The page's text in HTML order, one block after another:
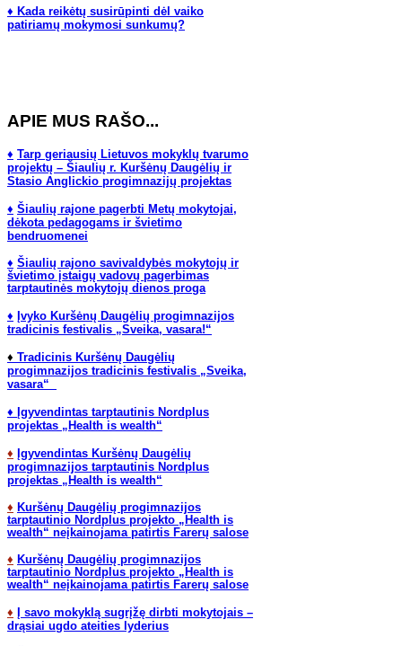
♦ Kada reikėtų susirūpinti dėl vaiko
patiriamų mokymosi sunkumų?
APIE MUS RAŠO...
♦ Tarp geriausių Lietuvos mokyklų tvarumo
projektų – Šiaulių r. Kuršėnų Daugėlių ir
Stasio Anglickio progimnazijų projektas
♦ Šiaulių rajone pagerbti Metų mokytojai,
dėkota pedagogams ir švietimo
bendruomenei
♦ Šiaulių rajono savivaldybės mokytojų ir
švietimo įstaigų vadovų pagerbimas
tarptautinės mokytojų dienos proga
♦ Įvyko Kuršėnų Daugėlių progimnazijos
tradicinis festivalis „Sveika, vasara!“
♦ Tradicinis Kuršėnų Daugėlių
progimnazijos tradicinis festivalis „Sveika,
vasara“
♦ Įgyvendintas tarptautinis Nordplus
projektas „Health is wealth“
♦ Įgyvendintas Kuršėnų Daugėlių
progimnazijos tarptautinis Nordplus
projektas „Health is wealth“
♦ Kuršėnų Daugėlių progimnazijos
tarptautinio Nordplus projekto „Health is
wealth“ neįkainojama patirtis Farerų salose
♦ Kuršėnų Daugėlių progimnazijos
tarptautinio Nordplus projekto „Health is
wealth“ neįkainojama patirtis Farerų salose
♦
Į savo mokyklą sugrįžę dirbti mokytojais –
drąsiai ugdo ateities lyderius